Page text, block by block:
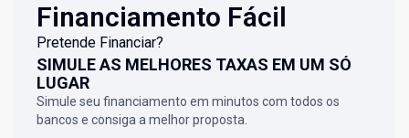
Financiamento Fácil
Pretende Financiar?
SIMULE AS MELHORES TAXAS EM UM SÓ
LUGAR
Simule seu financiamento em minutos com todos os
bancos e consiga a melhor proposta.